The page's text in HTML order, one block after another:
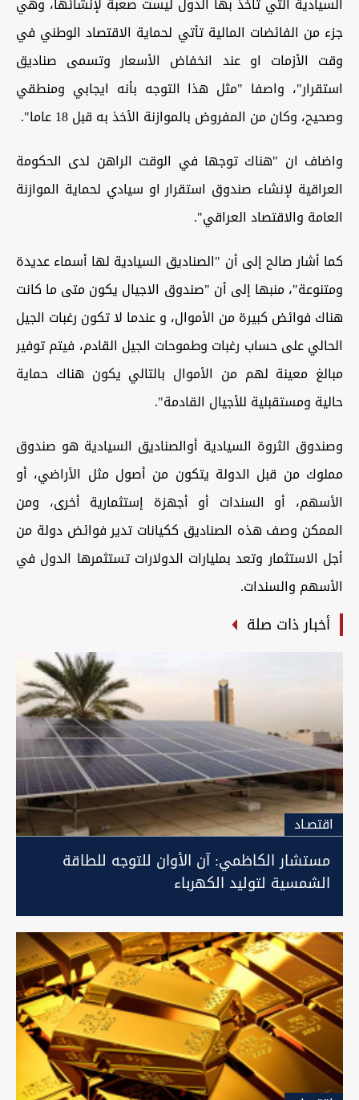
جزء من الفائضات المالية تأتي لحماية الاقتصاد الوطني في
وقت الأزمات او عند انخفاض الأسعار وتسمى صناديق
استقرار"، واصفا "مثل هذا التوجه بأنه ايجابي ومنطقي
وصحيح، وكان من المفروض بالموازنة الأخذ به قبل 18 عاما".
واضاف ان "هناك توجها في الوقت الراهن لدى الحكومة
العراقية لإنشاء صندوق استقرار او سيادي لحماية الموازنة
العامة والاقتصاد العراقي".
كما أشار صالح إلى أن "الصناديق السيادية لها أسماء عديدة
ومتنوعة"، منبها إلى أن "صندوق الاجيال يكون متى ما كانت
هناك فوائض كبيرة من الأموال، و عندما لا تكون رغبات الجيل
الحالي على حساب رغبات وطموحات الجيل القادم، فيتم توفير
مبالغ معينة لهم من الأموال بالتالي يكون هناك حماية
حالية ومستقبلية للأجيال القادمة".
وصندوق الثروة السيادية أوالصناديق السيادية هو صندوق
مملوك من قبل الدولة يتكون من أصول مثل الأراضي، أو
الأسهم، أو السندات أو أجهزة إستثمارية أخرى، ومن
الممكن وصف هذه الصناديق ككيانات تدير فوائض دولة من
أجل الاستثمار وتعد بمليارات الدولارات تستثمرها الدول في
الأسهم والسندات.
أخبار ذات صلة
اقتصـاد
مستشار الكاظمي: آن الأوان للتوجه للطاقة
الشمسية لتوليد الكهرباء